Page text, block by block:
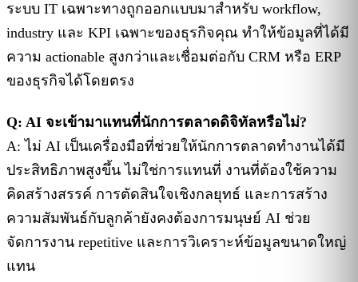
ระบบ IT เฉพาะทางถูกออกแบบมาสำหรับ workflow,
industry และ KPI เฉพาะของธุรกิจคุณ ทำให้ข้อมูลที่ได้มี
ความ actionable สูงกว่าและเชื่อมต่อกับ CRM หรือ ERP
ของธุรกิจได้โดยตรง
Q: AI จะเข้ามาแทนที่นักการตลาดดิจิทัลหรือไม่?
A: ไม่ AI เป็นเครื่องมือที่ช่วยให้นักการตลาดทำงานได้มี
ประสิทธิภาพสูงขึ้น ไม่ใช่การแทนที่ งานที่ต้องใช้ความ
คิดสร้างสรรค์ การตัดสินใจเชิงกลยุทธ์ และการสร้าง
ความสัมพันธ์กับลูกค้ายังคงต้องการมนุษย์ AI ช่วย
จัดการงาน repetitive และการวิเคราะห์ข้อมูลขนาดใหญ่
แทน